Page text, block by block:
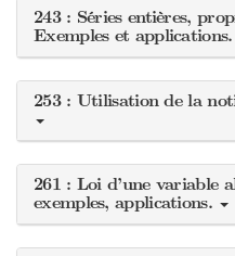
243 : Séries entières,
Exemples et applications.
253 : Utilisation de la
261 : Loi d’une variable
exemples, applications.